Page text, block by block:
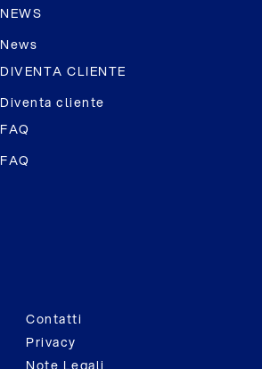
NEWS
News
DIVENTA CLIENTE
Diventa cliente
FAQ
FAQ
Contatti
Privacy
Note Legali